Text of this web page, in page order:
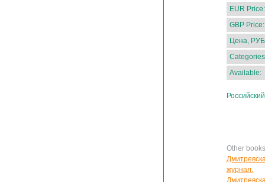
EUR Price:
GBP Price:
Цена,
Available:
Other
журнал.